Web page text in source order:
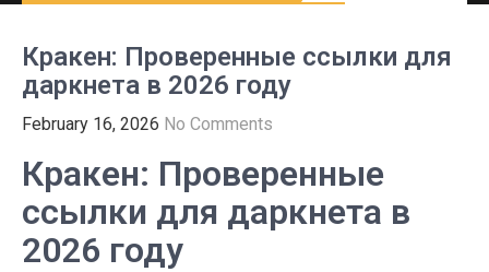
Кракен: Проверенные ссылки для
даркнета в 2026 году
February 16, 2026 No Comments
Кракен: Проверенные
ссылки для даркнета в
2026 году